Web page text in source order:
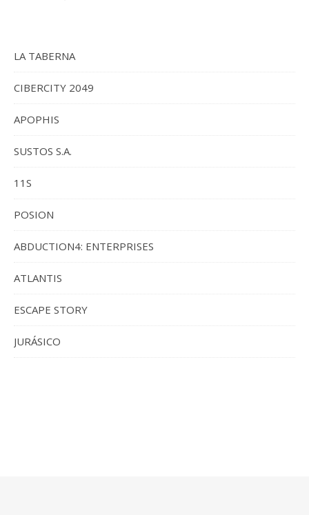
LA TABERNA
CIBERCITY 2049
APOPHIS
SUSTOS S.A.
11S
POSION
ABDUCTION4: ENTERPRISES
ATLANTIS
ESCAPE STORY
JURÁSICO